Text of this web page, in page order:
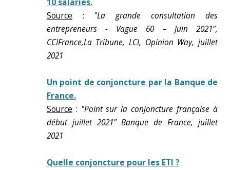
10 salariés.
Source : "La grande consultation des
entrepreneurs - Vague 60 – Juin 2021",
CCIFrance,La Tribune, LCI, Opinion Way, juillet
2021
Un point de conjoncture par la Banque de
France.
Source : "Point sur la conjoncture française à
début juillet 2021" Banque de France, juillet
2021
Quelle conjoncture pour les ETI ?